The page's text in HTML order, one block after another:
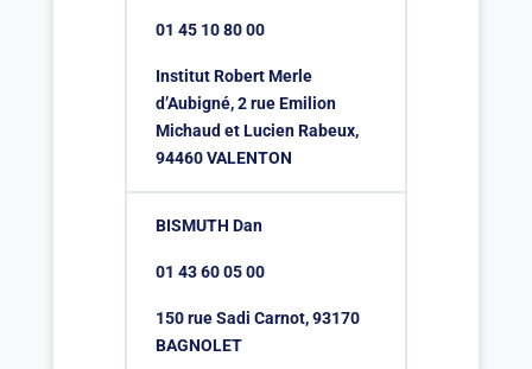
01 45 10 80 00
Institut Robert Merle
d’Aubigné, 2 rue Emilion
Michaud et Lucien Rabeux,
94460 VALENTON
BISMUTH Dan
01 43 60 05 00
150 rue Sadi Carnot, 93170
BAGNOLET